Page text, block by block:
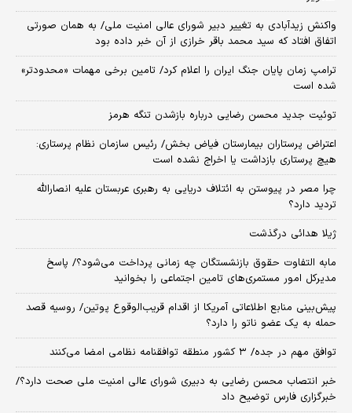
واکنش زیدآبادی به تغییر دبیر شورای عالی امنیت ملی/ به همان صورتی
اتفاق افتاد که سید محمد باقر خرازی از آن خبر داده بود
ترامپ زمان پایان جنگ ایران را اعلام کرد/ تامین برخی مهمات «محدودتر»
شده است
توئیت جدید محسن رضایی درباره بازشدن تنگه هرمز
اعتراض پرستاران بیمارستان فیاض بخش/ رئیس سازمان نظام پرستاری:
هیچ پرستاری بازداشت یا اخراج نشده است
چرا مصر در پیوستن به ائتلاف دریایی به رهبری عربستان علیه انصارالله
تردید دارد؟
ژیلا هدائی درگذشت
مابه التفاوت حقوق بازنشستگان چه زمانی پرداخت می‌شود؟/ پاسخ
مدیرکل امور مستمری‌های تامین اجتماعی را بخوانید
پیش‌بینی منابع اطلاعاتی آمریکا از اقدام قریب‌الوقوع پوتین/ روسیه قصد
حمله به یک عضو ناتو را دارد؟
توافق مهم در جده/ ۳ کشور منطقه توافقنامه نظامی امضا می‌کنند
خبر انتصاب محسن رضایی به دبیری شورای عالی امنیت ملی صحت دارد؟/
خبرگزاری فارس توضیح داد